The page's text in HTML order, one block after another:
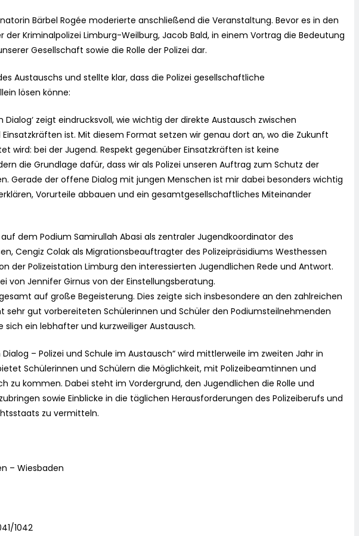
Bärbel Rogée moderierte anschließend die Veranstaltung. Bevor es in den
der Kriminalpolizei Limburg-Weilburg, Jacob Bald, in einem Vortrag die Bedeutung
Gesellschaft sowie die Rolle der Polizei dar.
Austauschs und stellte klar, dass die Polizei gesellschaftliche
lösen könne:
Dialog‘ zeigt eindrucksvoll, wie wichtig der direkte Austausch zwischen
ist. Mit diesem Format setzen wir genau dort an, wo die Zukunft
wird: bei der Jugend. Respekt gegenüber Einsatzkräften ist keine
die Grundlage dafür, dass wir als Polizei unseren Auftrag zum Schutz der
Gerade der offene Dialog mit jungen Menschen ist mir dabei besonders wichtig
Vorurteile abbauen und ein gesamtgesellschaftliches Miteinander
dem Podium Samirullah Abasi als zentraler Jugendkoordinator des
Cengiz Colak als Migrationsbeauftragter des Polizeipräsidiums Westhessen
der Polizeistation Limburg den interessierten Jugendlichen Rede und Antwort.
von Jennifer Girnus von der Einstellungsberatung.
auf große Begeisterung. Dies zeigte sich insbesondere an den zahlreichen
sehr gut vorbereiteten Schülerinnen und Schüler den Podiumsteilnehmenden
sich ein lebhafter und kurzweiliger Austausch.
– Polizei und Schule im Austausch“ wird mittlerweile im zweiten Jahr in
Schülerinnen und Schülern die Möglichkeit, mit Polizeibeamtinnen und
zu kommen. Dabei steht im Vordergrund, den Jugendlichen die Rolle und
sowie Einblicke in die täglichen Herausforderungen des Polizeiberufs und
zu vermitteln.
– Wiesbaden
1042